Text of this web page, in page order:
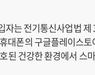
는 전기통신사업법 제
대폰의 구글플레이스토
된 건강한 환경에서 스